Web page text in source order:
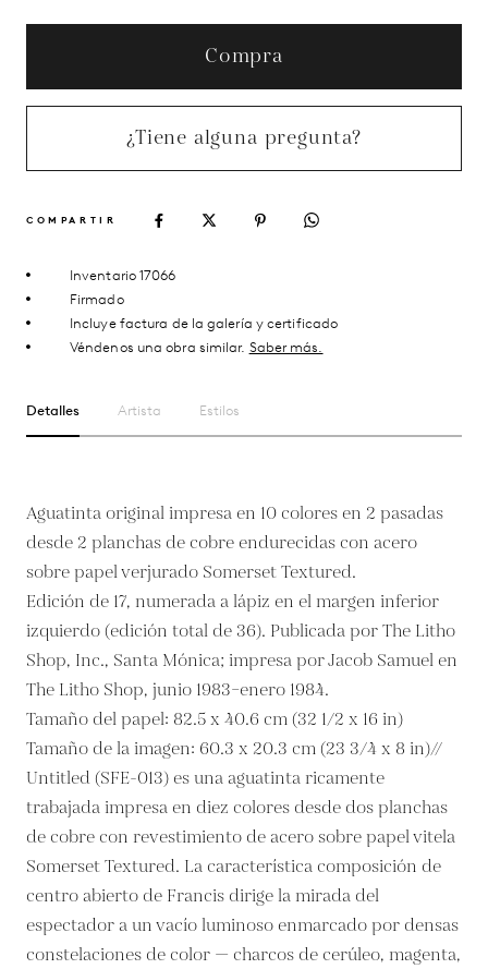
Compra
¿Tiene alguna pregunta?
COMPARTIR
Inventario 17066
Firmado
Incluye factura de la galería y certificado
Véndenos una obra similar. Saber más.
Detalles Artista Estilos
Aguatinta original impresa en 10 colores en 2 pasadas
desde 2 planchas de cobre endurecidas con acero
sobre papel verjurado Somerset Textured.
Edición de 17, numerada a lápiz en el margen inferior
izquierdo (edición total de 36). Publicada por The Litho
Shop, Inc., Santa Mónica; impresa por Jacob Samuel en
The Litho Shop, junio 1983–enero 1984.
Tamaño del papel: 82.5 x 40.6 cm (32 1/2 x 16 in)
Tamaño de la imagen: 60.3 x 20.3 cm (23 3/4 x 8 in)//
Untitled (SFE-013) es una aguatinta ricamente
trabajada impresa en diez colores desde dos planchas
de cobre con revestimiento de acero sobre papel vitela
Somerset Textured. La característica composición de
centro abierto de Francis dirige la mirada del
espectador a un vacío luminoso enmarcado por densas
constelaciones de color — charcos de cerúleo, magenta,